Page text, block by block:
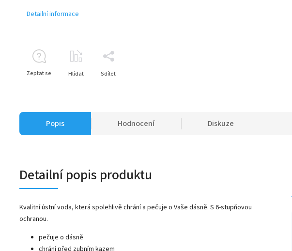
Detailní informace
Zeptat se Hlídat Sdílet
Popis Hodnocení Diskuze
Detailní popis produktu
Kvalitní ústní voda, která spolehlivě chrání a pečuje o Vaše dásně. S 6-stupňovou
ochranou.
pečuje o dásně
chrání před zubním kazem